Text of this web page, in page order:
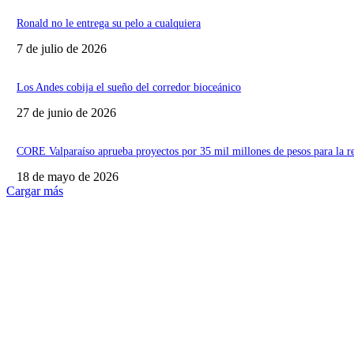
Ronald no le entrega su pelo a cualquiera
7 de julio de 2026
Los Andes cobija el sueño del corredor bioceánico
27 de junio de 2026
CORE Valparaíso aprueba proyectos por 35 mil millones de pesos para la
18 de mayo de 2026
Cargar más